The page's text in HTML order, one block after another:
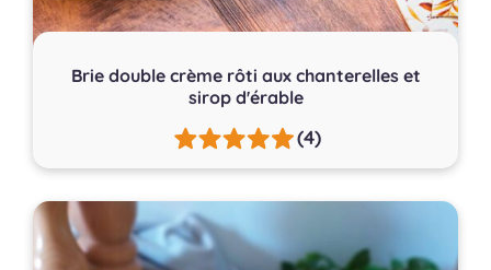
Brie double crème rôti aux chanterelles et
sirop d'érable
(4)